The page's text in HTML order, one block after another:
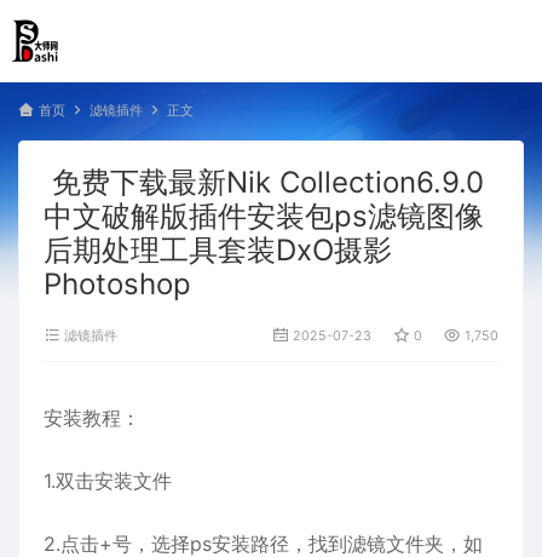
首页 滤镜插件 正文
免费下载最新Nik Collection6.9.0
中文破解版插件安装包ps滤镜图像
后期处理工具套装DxO摄影
Photoshop
滤镜插件 2025-07-23 0 1,750
安装教程：
1.双击安装文件
2.点击+号，选择ps安装路径，找到滤镜文件夹，如